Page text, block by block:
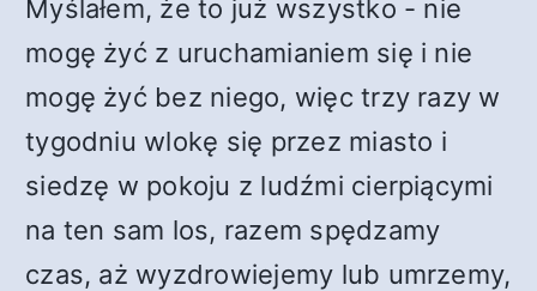
Myślałem, że to już wszystko - nie
mogę żyć z uruchamianiem się i nie
mogę żyć bez niego, więc trzy razy w
tygodniu wlokę się przez miasto i
siedzę w pokoju z ludźmi cierpiącymi
na ten sam los, razem spędzamy
czas, aż wyzdrowiejemy lub umrzemy,